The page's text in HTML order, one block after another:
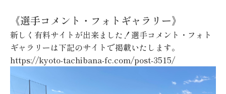
《選手コメント・フォトギャラリー》
新しく有料サイトが出来ました！選手コメント・フォト
ギャラリーは下記のサイトで掲載いたします。
https://kyoto-tachibana-fc.com/post-3515/